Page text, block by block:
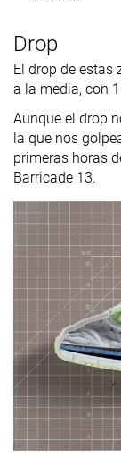
Drop
El drop de estas
a la media, con
Aunque el drop
la que nos
primeras horas
Barricade 13.